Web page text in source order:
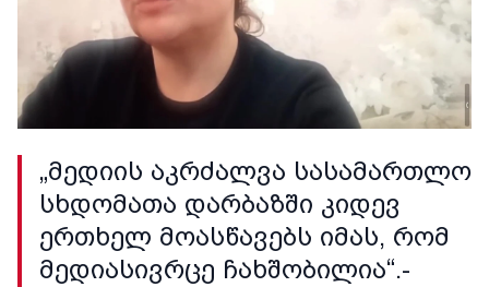
„მედიის აკრძალვა სასამართლო
სხდომათა დარბაზში კიდევ
ერთხელ მოასწავებს იმას, რომ
მედიასივრცე ჩახშობილია“.-